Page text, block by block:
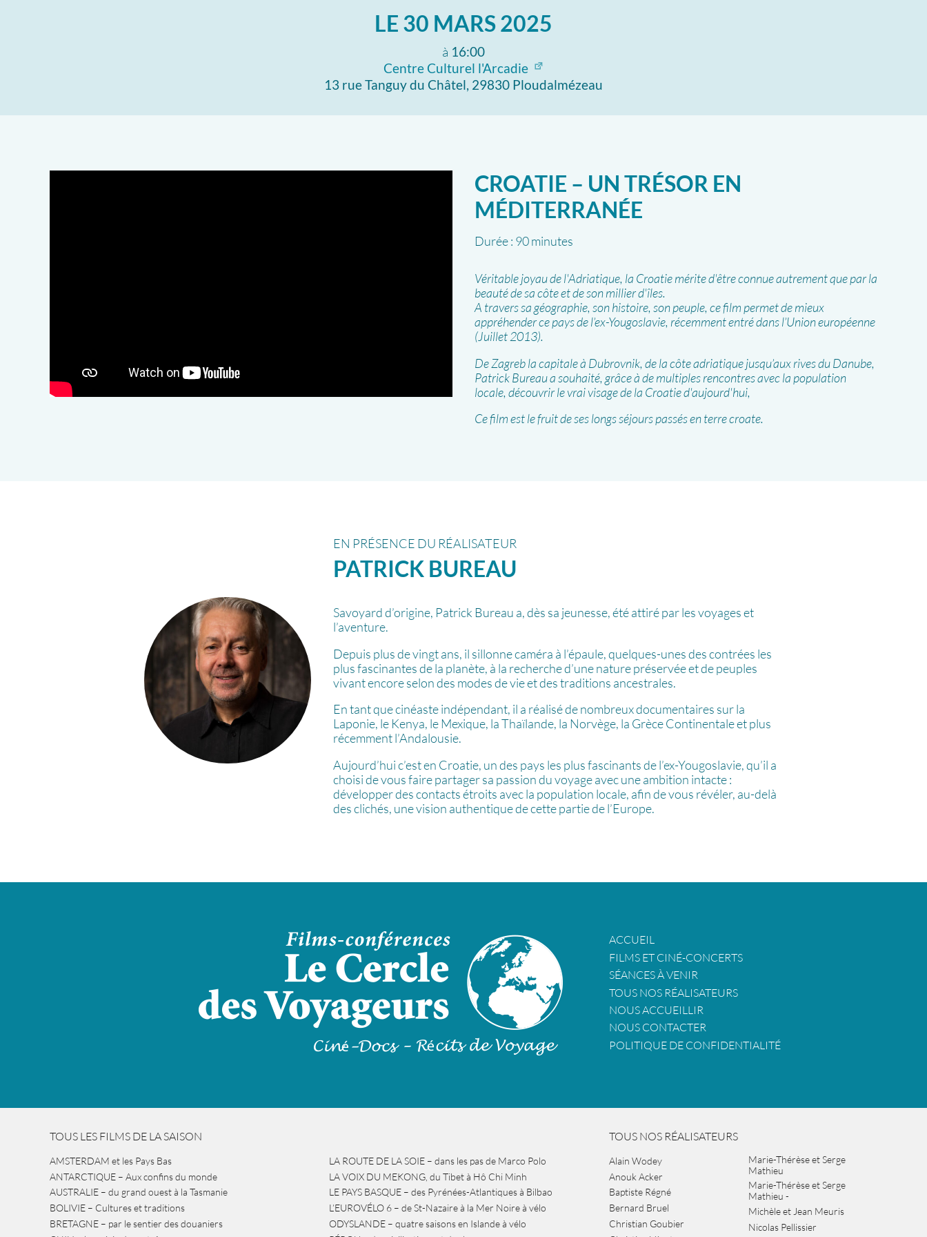
LE 30 MARS 2025
à 16:00
Centre Culturel l'Arcadie
13 rue Tanguy du Châtel, 29830 Ploudalmézeau
CROATIE – UN TRÉSOR EN
MÉDITERRANÉE
Durée : 90 minutes
Véritable joyau de l'Adriatique, la Croatie mérite d'être connue autrement que par la
beauté de sa côte et de son millier d'îles.
A travers sa géographie, son histoire, son peuple, ce film permet de mieux
appréhender ce pays de l’ex-Yougoslavie, récemment entré dans l’Union européenne
(Juillet 2013).
De Zagreb la capitale à Dubrovnik, de la côte adriatique jusqu’aux rives du Danube,
Patrick Bureau a souhaité, grâce à de multiples rencontres avec la population
locale, découvrir le vrai visage de la Croatie d'aujourd'hui,
Ce film est le fruit de ses longs séjours passés en terre croate.
EN PRÉSENCE DU RÉALISATEUR
PATRICK BUREAU
Savoyard d’origine, Patrick Bureau a, dès sa jeunesse, été attiré par les voyages et
l’aventure.
Depuis plus de vingt ans, il sillonne caméra à l’épaule, quelques-unes des contrées les
plus fascinantes de la planète, à la recherche d’une nature préservée et de peuples
vivant encore selon des modes de vie et des traditions ancestrales.
En tant que cinéaste indépendant, il a réalisé de nombreux documentaires sur la
Laponie, le Kenya, le Mexique, la Thaïlande, la Norvège, la Grèce Continentale et plus
récemment l’Andalousie.
Aujourd’hui c’est en Croatie, un des pays les plus fascinants de l’ex-Yougoslavie, qu’il a
choisi de vous faire partager sa passion du voyage avec une ambition intacte :
développer des contacts étroits avec la population locale, afin de vous révéler, au-delà
des clichés, une vision authentique de cette partie de l’Europe.
ACCUEIL
FILMS ET CINÉ-CONCERTS
SÉANCES À VENIR
TOUS NOS RÉALISATEURS
NOUS ACCUEILLIR
NOUS CONTACTER
POLITIQUE DE CONFIDENTIALITÉ
TOUS LES FILMS DE LA SAISON
AMSTERDAM et les Pays Bas
ANTARCTIQUE – Aux confins du monde
AUSTRALIE – du grand ouest à la Tasmanie
BOLIVIE – Cultures et traditions
BRETAGNE – par le sentier des douaniers
LA ROUTE DE LA SOIE – dans les pas de Marco Polo
LA VOIX DU MEKONG, du Tibet à Hô Chi Minh
LE PAYS BASQUE – des Pyrénées-Atlantiques à Bilbao
L’EUROVÉLO 6 – de St-Nazaire à la Mer Noire à vélo
ODYSLANDE – quatre saisons en Islande à vélo
TOUS NOS RÉALISATEURS
Alain Wodey
Anouk Acker
Baptiste Régné
Bernard Bruel
Christian Goubier
Marie-Thérèse et Serge
Mathieu
Marie-Thérèse et Serge
Mathieu -
Michèle et Jean Meuris
Nicolas Pellissier